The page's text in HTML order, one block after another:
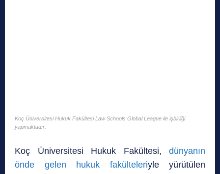
Koç Üniversitesi Hukuk Fakültesi Law Schools Global League ile işbirliği
yapmaktadır.
Koç Üniversitesi Hukuk Fakültesi, dünyanın
önde gelen hukuk fakülteleriyle yürütülen